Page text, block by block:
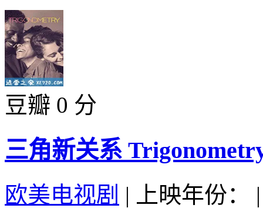
豆瓣 0 分
三角新关系
欧美电视剧 | 上映年份：
|